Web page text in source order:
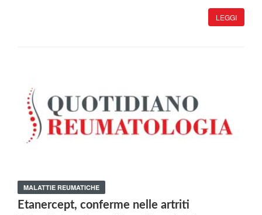
LEGGI
MALATTIE REUMATICHE
Etanercept, conferme nelle artriti